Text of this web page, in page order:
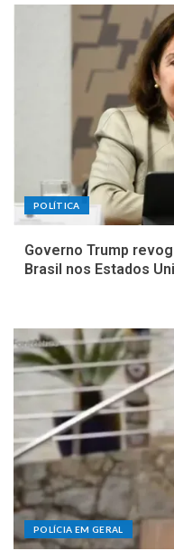
POLÍTICA
Governo Trump
Brasil nos Estados
POLÍCIA EM GERAL